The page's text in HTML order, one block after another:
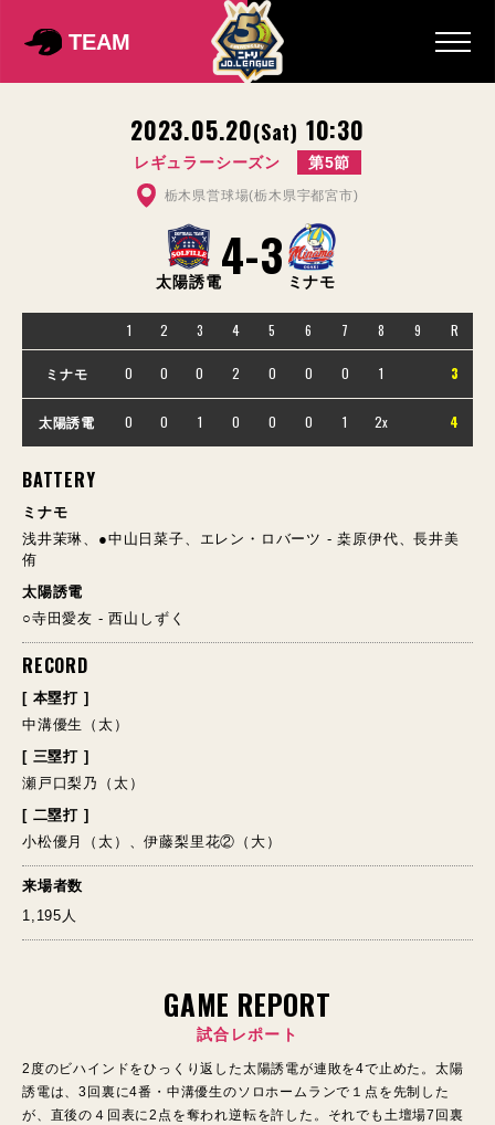
TEAM
2023.05.20(Sat) 10:30
レギュラーシーズン 第5節
栃木県営球場(栃木県宇都宮市)
太陽誘電4-3 ミナモ
1 2 3 4 5 6 7 8 9 R
ミナモ 0 0 0 2 0 0 0 1 3
太陽誘電 0 0 1 0 0 0 1 2x 4
BATTERY
ミナモ
浅井茉琳、●中山日菜子、エレン・ロバーツ - 桒原伊代、長井美
侑
太陽誘電
○寺田愛友 - 西山しずく
RECORD
[ 本塁打 ]
中溝優生（太）
[ 三塁打 ]
瀬戸口梨乃（太）
[ 二塁打 ]
小松優月（太）、伊藤梨里花②（大）
来場者数
1,195人
GAME REPORT
試合レポート
2度のビハインドをひっくり返した太陽誘電が連敗を4で止めた。太陽
誘電は、3回裏に4番・中溝優生のソロホームランで１点を先制した
が、直後の４回表に2点を奪われ逆転を許した。それでも土壇場7回裏